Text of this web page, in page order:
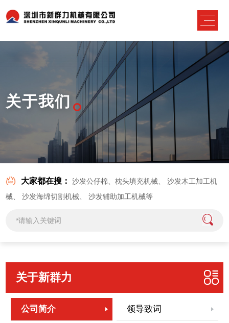
关于我们
大家都在搜： 沙发公仔棉、枕头填充机械 、沙发木工加工机
械 、沙发海绵切割机械 、沙发辅助加工机械等
关于新群力
公司简介 领导致词